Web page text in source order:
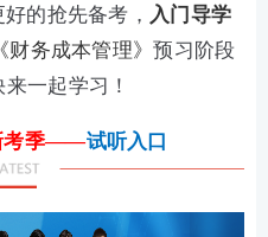
的抢先备考， 入门导学
《财务成本管理》预习阶段
一起学习！
考季——试听入口